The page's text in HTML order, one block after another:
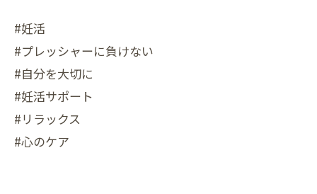
#妊活
#プレッシャーに負けない
#自分を大切に
#妊活サポート
#リラックス
#心のケア